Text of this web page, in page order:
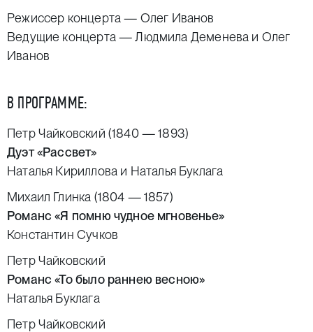
Режиссер концерта — Олег Иванов
Ведущие концерта — Людмила Деменева и Олег
Иванов
В ПРОГРАММЕ:
Петр Чайковский (1840 — 1893)
Дуэт «Рассвет»
Наталья Кириллова и Наталья Буклага
Михаил Глинка (1804 — 1857)
Романс «Я помню чудное мгновенье»
Константин Сучков
Петр Чайковский
Романс «То было раннею весною»
Наталья Буклага
Петр Чайковский